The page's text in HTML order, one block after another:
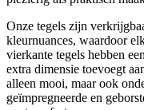
Onze tegels zijn
kleurnuances, waardoor
vierkante tegels hebben
extra dimensie toevoegt
alleen mooi, maar ook
geïmpregneerde en